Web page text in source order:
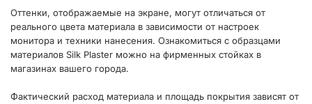
Оттенки, отображаемые на экране, могут отличаться от
реального цвета материала в зависимости от настроек
монитора и техники нанесения. Ознакомиться с образцами
материалов Silk Plaster можно на фирменных стойках в
магазинах вашего города.
Фактический расход материала и площадь покрытия зависят от